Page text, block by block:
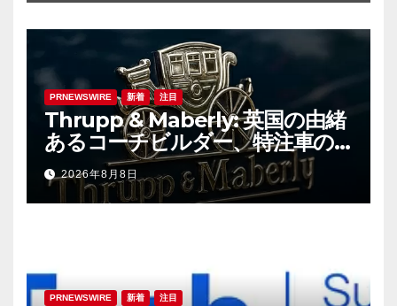
PRNEWSWIRE 新着 注目
Thrupp & Maberly: 英国の由緒
あるコーチビルダー、特注車の
新時代へ
2026年8月8日
PRNEWSWIRE 新着 注目